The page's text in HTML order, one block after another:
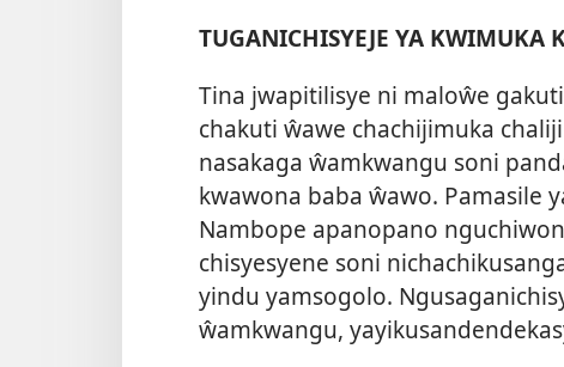
TUGANICHISYEJE YA KWIMUKA
Tina jwapitilisye ni maloŵe
chakuti ŵawe chachijimuka
nasakaga ŵamkwangu soni
kwawona baba ŵawo. Pamasile
Nambope apanopano
chisyesyene soni
yindu yamsogolo.
ŵamkwangu,